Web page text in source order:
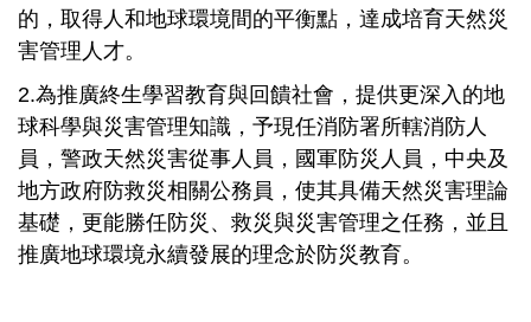
的，取得人和地球環境間的平衡點，達成培育天然災
害管理人才。
2.為推廣終生學習教育與回饋社會，提供更深入的地
球科學與災害管理知識，予現任消防署所轄消防人
員，警政天然災害從事人員，國軍防災人員，中央及
地方政府防救災相關公務員，使其具備天然災害理論
基礎，更能勝任防災、救災與災害管理之任務，並且
推廣地球環境永續發展的理念於防災教育。